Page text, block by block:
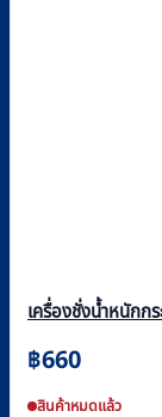
เครื่องชั่งน้ำหนักก
฿660
สินค้าหมดแล้ว